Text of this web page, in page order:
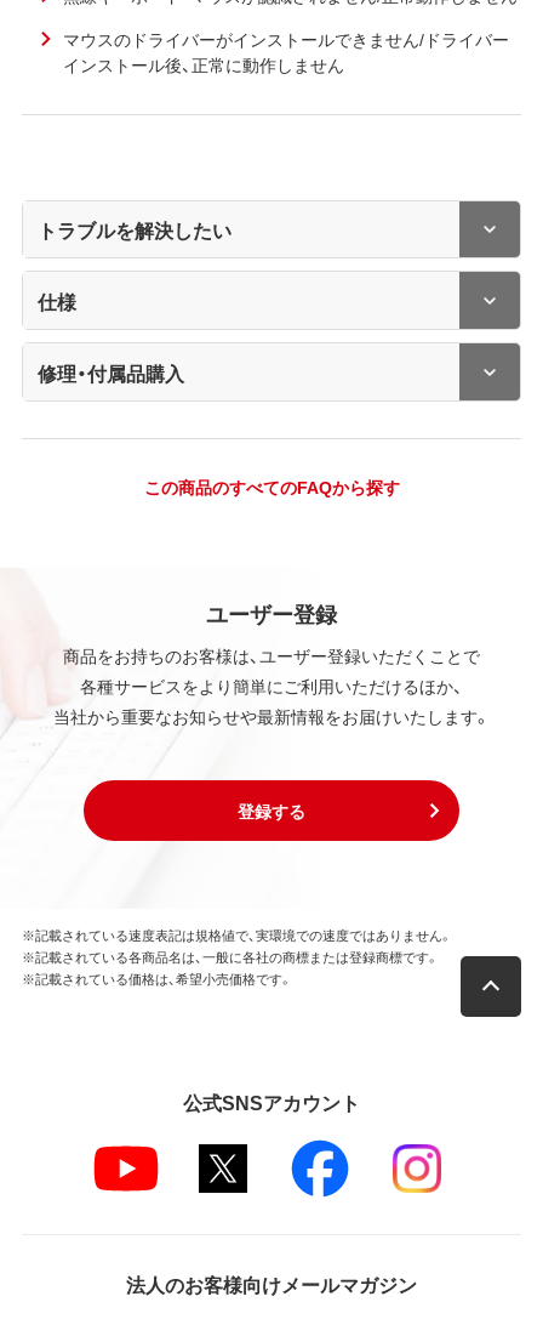
マウスのドライバーがインストールできません/ドライバー
インストール後、正常に動作しません
トラブルを解決したい
仕様
修理・付属品購入
この商品のすべてのFAQから探す
ユーザー登録
商品をお持ちのお客様は、ユーザー登録いただくことで
各種サービスをより簡単にご利用いただけるほか、
当社から重要なお知らせや最新情報をお届けいたします。
登録する
※記載されている速度表記は規格値で、実環境での速度ではありません。
※記載されている各商品名は、一般に各社の商標または登録商標です。
※記載されている価格は、希望小売価格です。
公式SNSアカウント
法人のお客様向けメールマガジン